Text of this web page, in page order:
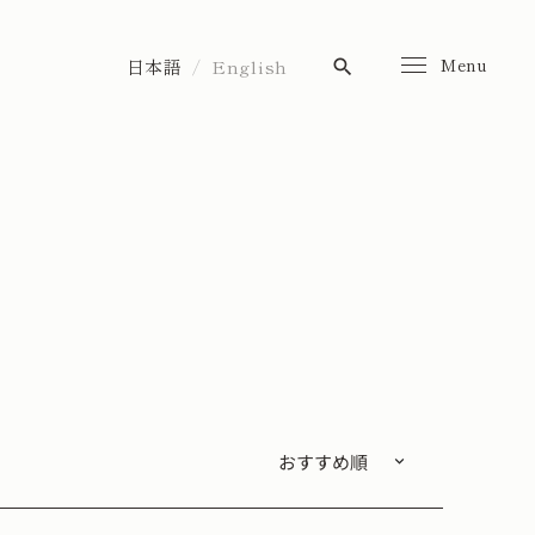
Menu
日本語 English search